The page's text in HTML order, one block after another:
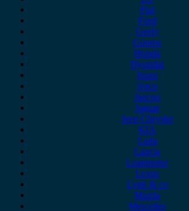
Fiat
Ford
Geely
Gonow
Honda
Hyundai
Isuzu
iveco
Jaecoo
Jaguar
Jeep Chrysler
KIA
Lada
Lancia
Leapmotor
Lexus
Lynk & co
Mazda
Mercedes